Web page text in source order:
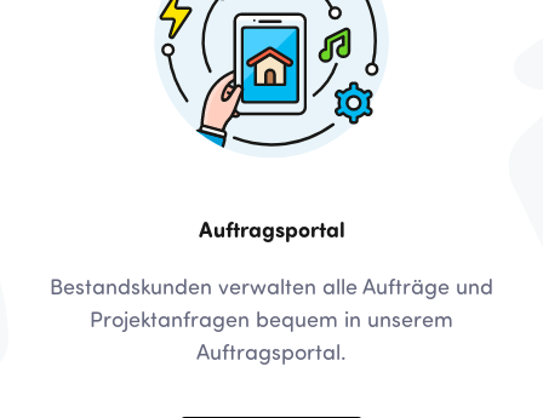
Auftragsportal
Bestandskunden verwalten alle Aufträge und
Projektanfragen bequem in unserem
Auftragsportal.